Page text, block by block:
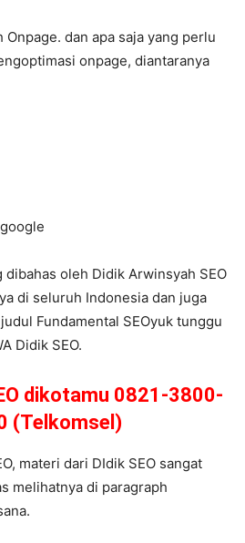
Onpage. dan apa saja yang perlu
onpage, diantaranya
oleh Didik Arwinsyah SEO
di seluruh Indonesia dan juga
Fundamental SEOyuk tunggu
Didik SEO.
dikotamu 0821-3800-
(Telkomsel)
materi dari DIdik SEO sangat
melihatnya di paragraph